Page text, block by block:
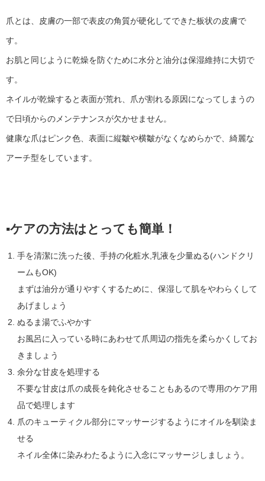
爪とは、皮膚の一部で表皮の角質が硬化してできた板状の皮膚で
す。
お肌と同じように乾燥を防ぐために水分と油分は保湿維持に大切で
す。
ネイルが乾燥すると表面が荒れ、爪が割れる原因になってしまうの
で日頃からのメンテナンスが欠かせません。
健康な爪はピンク色、表面に縦皺や横皺がなくなめらかで、綺麗な
アーチ型をしています。
▪︎ケアの方法はとっても簡単！
手を清潔に洗った後、手持の化粧水,乳液を少量ぬる(ハンドクリ
ームもOK)
まずは油分が通りやすくするために、保湿して肌をやわらくして
あげましょう
ぬるま湯でふやかす
お風呂に入っている時にあわせて爪周辺の指先を柔らかくしてお
きましょう
余分な甘皮を処理する
不要な甘皮は爪の成長を鈍化させることもあるので専用のケア用
品で処理します
爪のキューティクル部分にマッサージするようにオイルを馴染ま
せる
ネイル全体に染みわたるように入念にマッサージしましょう。